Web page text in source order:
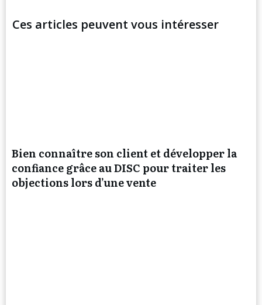
Ces articles peuvent vous intéresser
Bien connaître son client et développer la
confiance grâce au DISC pour traiter les
objections lors d’une vente